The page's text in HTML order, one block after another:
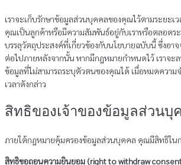
เราจะเก็บรักษาข้อมูลส่วนบุคคลของคุณไว้ตามระยะเ
คุณเป็นลูกค้าหรือมีความสัมพันธ์อยู่กับเราหรือตลอดร
บรรลุวัตถุประสงค์ที่เกี่ยวข้องกับนโยบายฉบับนี้ ซึ่งอาจ
ต่อไปภายหลังจากนั้น หากมีกฎหมายกำหนดไว้ เราจะ
ข้อมูลที่ไม่สามารถระบุตัวตนของคุณได้ เมื่อหมดความ
เวลาดังกล่าว
สิทธิของเจ้าของข้อมูลส่วนบุ
ภายใต้กฎหมายคุ้มครองข้อมูลส่วนบุคคล คุณมีสิทธิใน
สิทธิขอถอนความยินยอม (right to withdraw